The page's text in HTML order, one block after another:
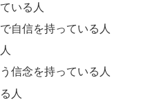
いる人
自信を持っている人
信念を持っている人
人